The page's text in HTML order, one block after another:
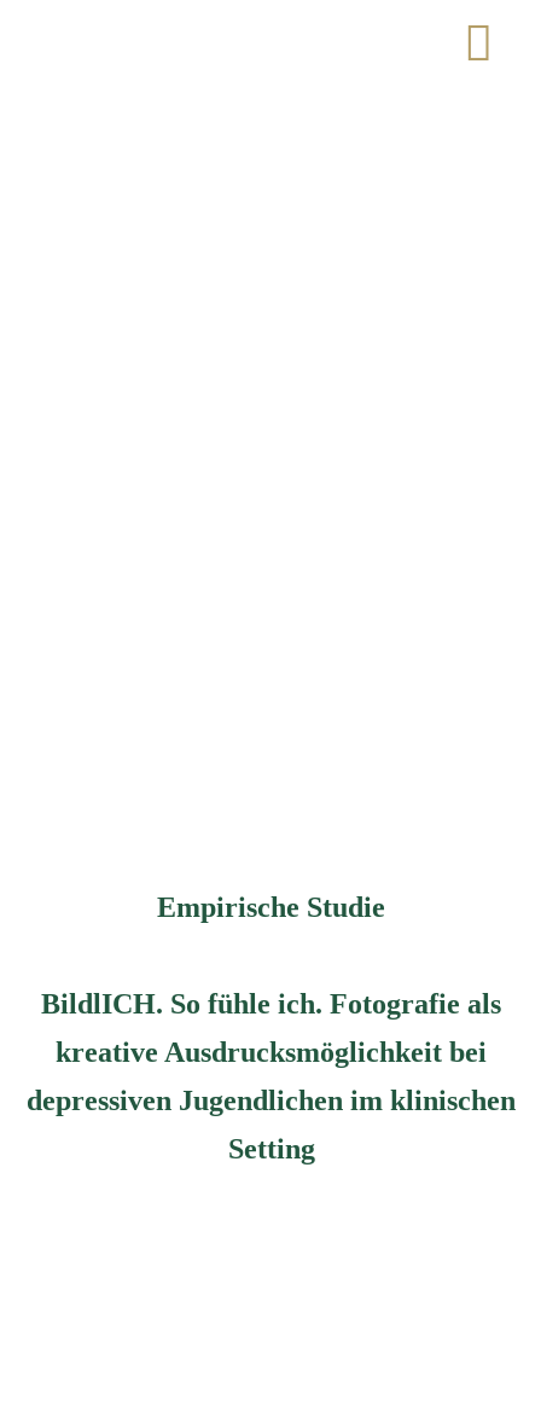
Empirische Studie
BildlICH. So fühle ich. Fotografie als
kreative Ausdrucksmöglichkeit bei
depressiven Jugendlichen im klinischen
Setting